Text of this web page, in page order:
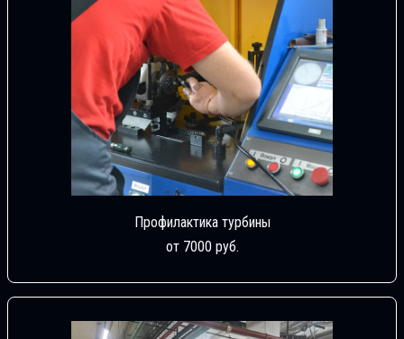
Профилактика турбины
от 7000 руб.